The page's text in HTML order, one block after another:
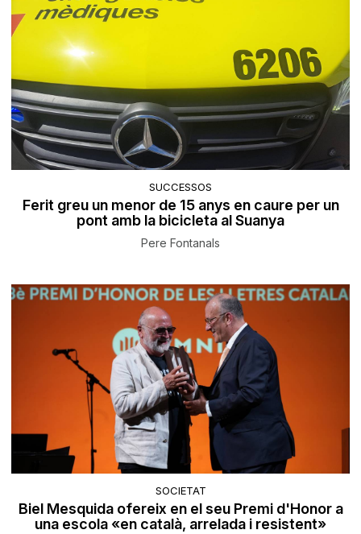
SUCCESSOS
Ferit greu un menor de 15 anys en caure per un
pont amb la bicicleta al Suanya
Pere Fontanals
SOCIETAT
Biel Mesquida ofereix en el seu Premi d'Honor a
una escola «en català, arrelada i resistent»